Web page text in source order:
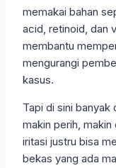
memakai bahan
acid, retinoid, dan
membantu
mengurangi
kasus.
Tapi di sini
makin perih, makin
iritasi justru bisa
bekas yang ada